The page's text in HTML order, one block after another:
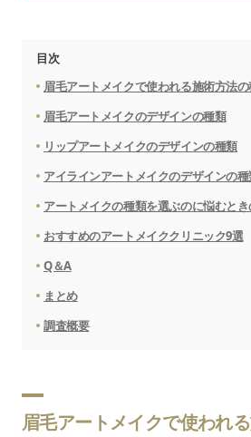
目次
眉毛アートメイクで使われる施術方法
眉毛アートメイクのデザインの種類
リップアートメイクのデザインの種類
アイラインアートメイクのデザインの
アートメイクの種類を選ぶのに悩むと
おすすめのアートメイククリニック9選
Q＆A
まとめ
調査概要
眉毛アートメイクで使われ